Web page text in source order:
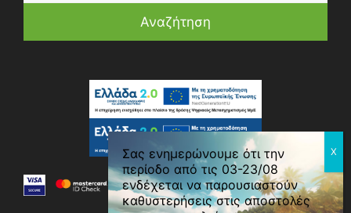
Αναζήτηση
Σας ενημερώνουμε ότι την
περίοδο από τις 03-23/08
ενδέχεται να παρουσιαστούν
καθυστερήσεις στις αποστολές